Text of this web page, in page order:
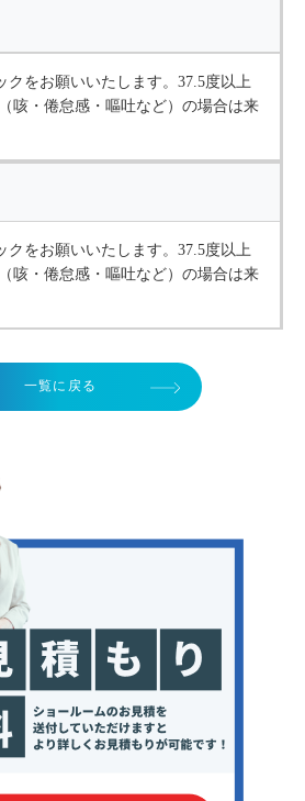
クをお願いいたします。37.5度以上
咳・倦怠感・嘔吐など）の場合は来
クをお願いいたします。37.5度以上
咳・倦怠感・嘔吐など）の場合は来
一覧に戻る